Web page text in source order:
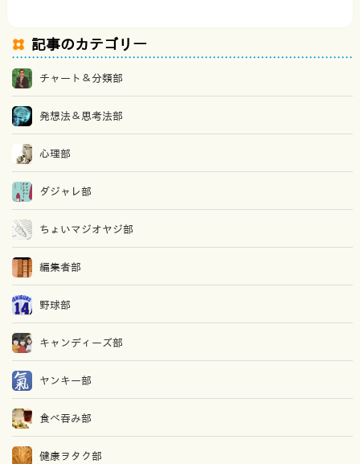
記事のカテゴリー
チャート＆分類部
発想法＆思考法部
心理部
ダジャレ部
ちょいマジオヤジ部
編集者部
野球部
キャンディーズ部
ヤンキー部
食べ吞み部
健康ヲタク部